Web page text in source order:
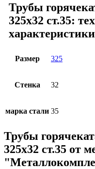
Трубы
325x32 ст.35:
характеристики
Размер 325
Стенка 32
марка стали 35
Трубы
325x32 ст.35 от